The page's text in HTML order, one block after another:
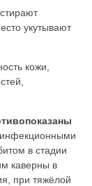
укутывают
кожи,
в стадии
каверны в
при тяжёлой